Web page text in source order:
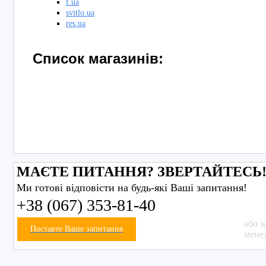
f.ua
svitlo.ua
res.ua
Список магазинів:
МАЄТЕ ПИТАННЯ? ЗВЕРТАЙТЕСЬ!
Ми готові відповісти на будь-які Ваші запитання!
+38 (067) 353-81-40
Поставте Ваше запитання
або